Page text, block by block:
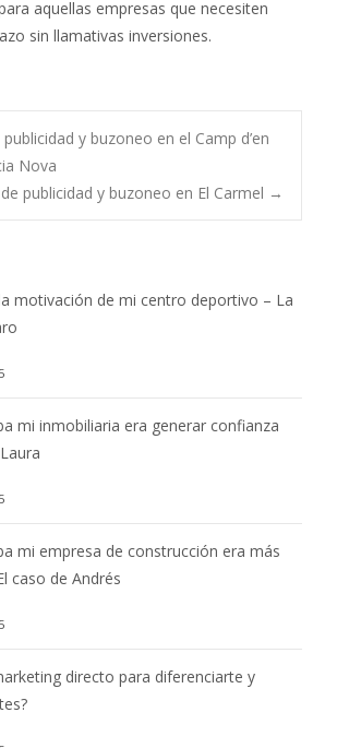
aquellas empresas que necesiten
sin llamativas inversiones.
y buzoneo en el Camp d’en
Nova
publicidad y buzoneo en El Carmel →
motivación de mi centro deportivo – La
mi inmobiliaria era generar confianza
mi empresa de construcción era más
caso de Andrés
directo para diferenciarte y